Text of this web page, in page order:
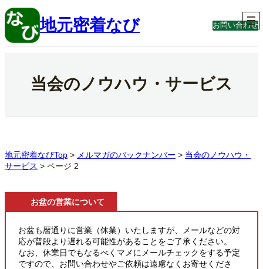
内
容
ス
地元密着なび お問い合わせ
当会のノウハウ・サービス
地元密着なびTop > メルマガのバックナンバー > 当会のノウハウ・
サービス > ページ 2
お盆の営業について
お盆も暦通りに営業（休業）いたしますが、メールなどの対
応が普段より遅れる可能性があることをご了承ください。
なお、休業日でもなるべくマメにメールチェックをする予定
ですので、お問い合わせやご依頼は遠慮なくお寄せくださ